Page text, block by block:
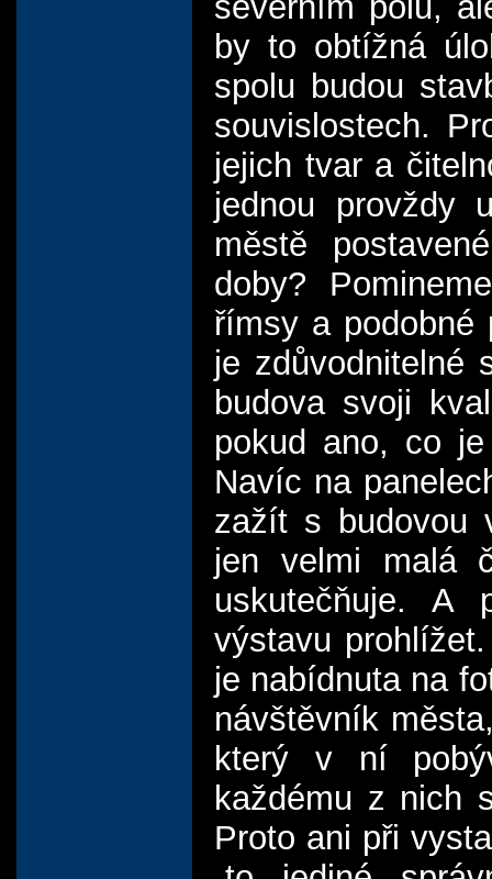
by to obtížná
spolu budou
souvislostech.
jejich tvar a
jednou provždy
městě
doby?
římsy a podobné
je zdůvodnitelné
budova svoji
pokud ano, co
Navíc na
zažít s budovou
jen velmi malá
uskutečňuje. A
výstavu
je nabídnuta na
návštěvník
který v ní
každému z nich
Proto ani při